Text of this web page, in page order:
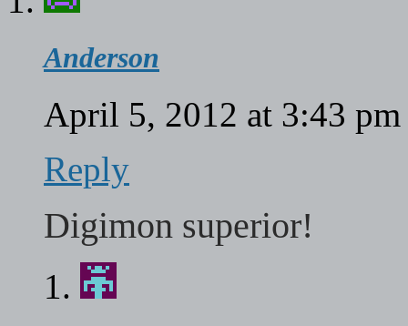
Anderson
April 5, 2012 at 3:43
Reply
Digimon superior!